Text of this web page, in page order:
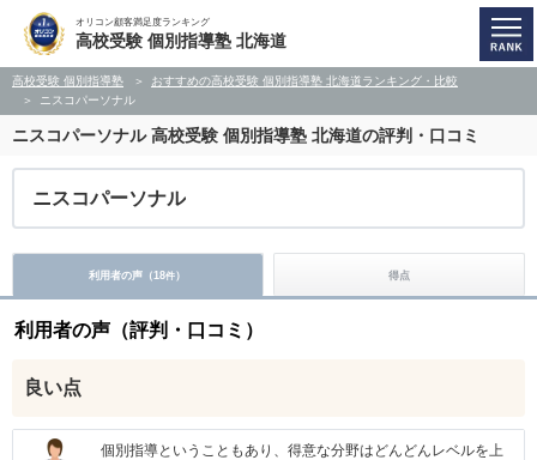
オリコン顧客満足度ランキング
高校受験 個別指導塾 北海道
高校受験 個別指導塾
おすすめの高校受験 個別指導塾 北海道ランキング・比較
ニスコパーソナル
ニスコパーソナル高校受験 個別指導塾 北海道の評判・口コミ
ニスコパーソナル
利用者の声（18件） 得点
利用者の声（評判・口コミ）
良い点
個別指導ということもあり、得意な分野はどんどんレベルを上